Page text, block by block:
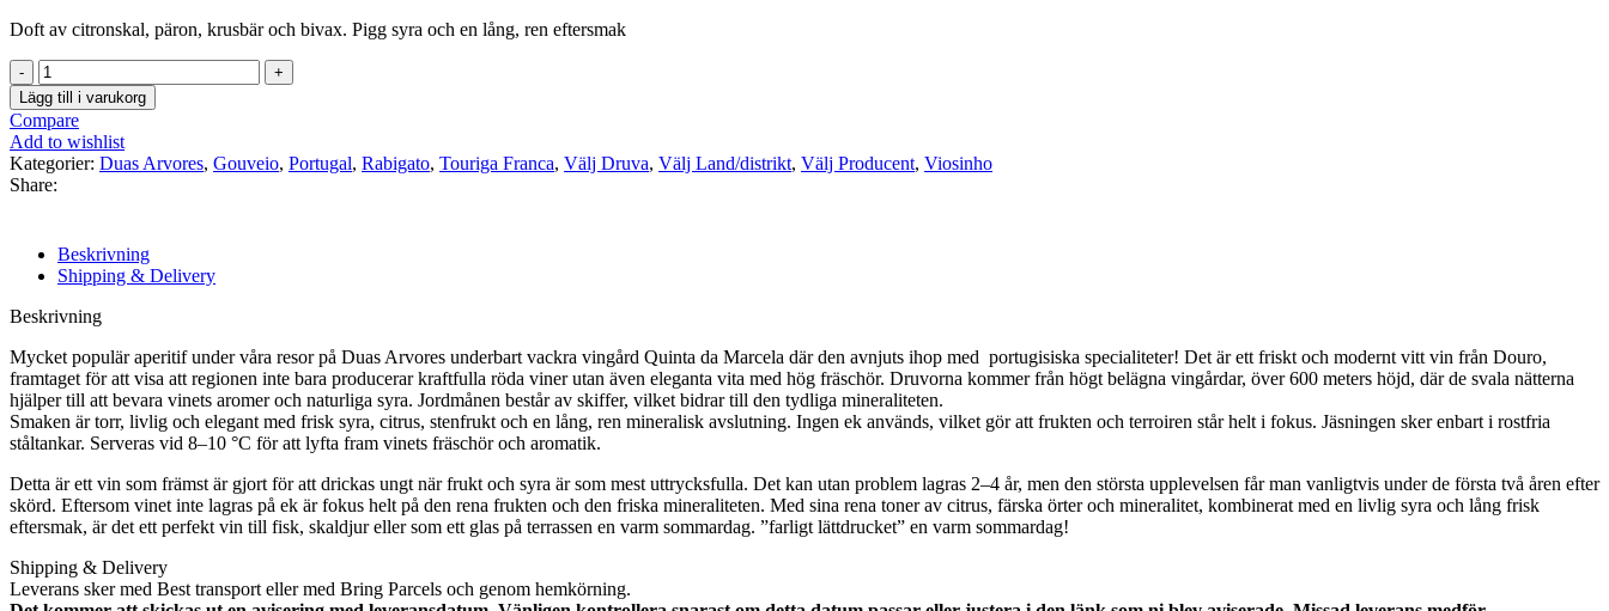
Doft av citronskal, päron, krusbär och bivax. Pigg syra och en lång, ren eftersmak
Duas
Arvores
Setembro
Branco
mängd
Lägg till i varukorg
Compare
Add to wishlist
Kategorier: Duas Arvores, Gouveio, Portugal, Rabigato, Touriga Franca, Välj Druva, Välj Land/distrikt, Välj Producent, Viosinho
Share:
Beskrivning
Shipping & Delivery
Beskrivning
Mycket populär aperitif under våra resor på Duas Arvores underbart vackra vingård Quinta da Marcela där den avnjuts ihop med portugisiska specialiteter! Det är ett friskt och modernt vitt vin från Douro,
framtaget för att visa att regionen inte bara producerar kraftfulla röda viner utan även eleganta vita med hög fräschör. Druvorna kommer från högt belägna vingårdar, över 600 meters höjd, där de svala nätterna
hjälper till att bevara vinets aromer och naturliga syra. Jordmånen består av skiffer, vilket bidrar till den tydliga mineraliteten.
Smaken är torr, livlig och elegant med frisk syra, citrus, stenfrukt och en lång, ren mineralisk avslutning. Ingen ek används, vilket gör att frukten och terroiren står helt i fokus. Jäsningen sker enbart i rostfria
ståltankar. Serveras vid 8–10 °C för att lyfta fram vinets fräschör och aromatik.
Detta är ett vin som främst är gjort för att drickas ungt när frukt och syra är som mest uttrycksfulla. Det kan utan problem lagras 2–4 år, men den största upplevelsen får man vanligtvis under de första två åren efter
skörd. Eftersom vinet inte lagras på ek är fokus helt på den rena frukten och den friska mineraliteten. Med sina rena toner av citrus, färska örter och mineralitet, kombinerat med en livlig syra och lång frisk
eftersmak, är det ett perfekt vin till fisk, skaldjur eller som ett glas på terrassen en varm sommardag. ”farligt lättdrucket” en varm sommardag!
Shipping & Delivery
Leverans sker med Best transport eller med Bring Parcels och genom hemkörning.